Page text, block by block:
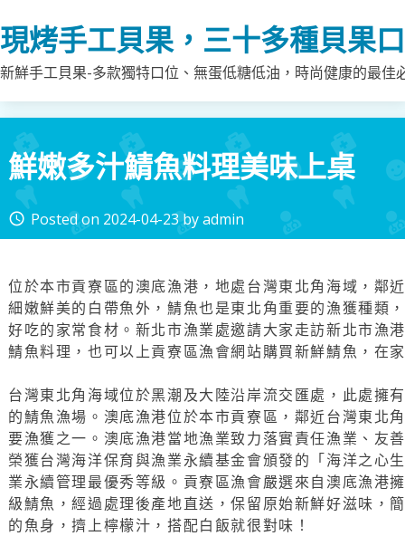
to
content
現烤手工貝果，三十多種貝果
新鮮手工貝果-多款獨特口位、無蛋低糖低油，時尚健康的最
鮮嫩多汁鯖魚料理美味上桌
access_time Posted on 2024-04-23byadmin
位於本市貢寮區的澳底漁港，地處台灣東北角海域，鄰
細嫩鮮美的白帶魚外，鯖魚也是東北角重要的漁獲種類
好吃的家常食材。新北市漁業處邀請大家走訪新北市漁
鯖魚料理，也可以上貢寮區漁會網站購買新鮮鯖魚，在
台灣東北角海域位於黑潮及大陸沿岸流交匯處，此處擁
的鯖魚漁場。澳底漁港位於本市貢寮區，鄰近台灣東北
要漁獲之一。澳底漁港當地漁業致力落實責任漁業、友
榮獲台灣海洋保育與漁業永續基金會頒發的「海洋之心
業永續管理最優秀等級。貢寮區漁會嚴選來自澳底漁港
級鯖魚，經過處理後產地直送，保留原始新鮮好滋味，
的魚身，擠上檸檬汁，搭配白飯就很對味！